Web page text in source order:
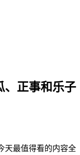
、正事和乐子
天最值得看的内容全